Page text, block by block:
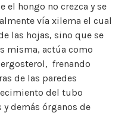
el hongo no crezca y se
vía xilema el cual
las hojas, sino que se
misma, actúa como
frenando
de las paredes
del tubo
demás órganos de